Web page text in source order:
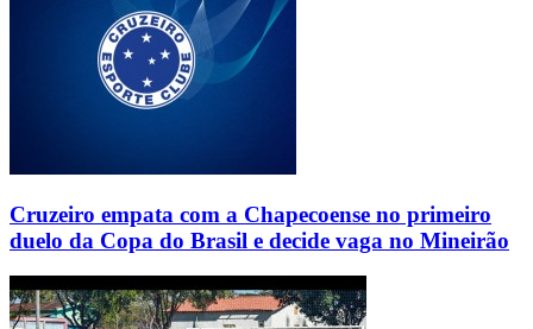
Cruzeiro empata com a Chapecoense no primeiro
duelo da Copa do Brasil e decide vaga no Mineirão